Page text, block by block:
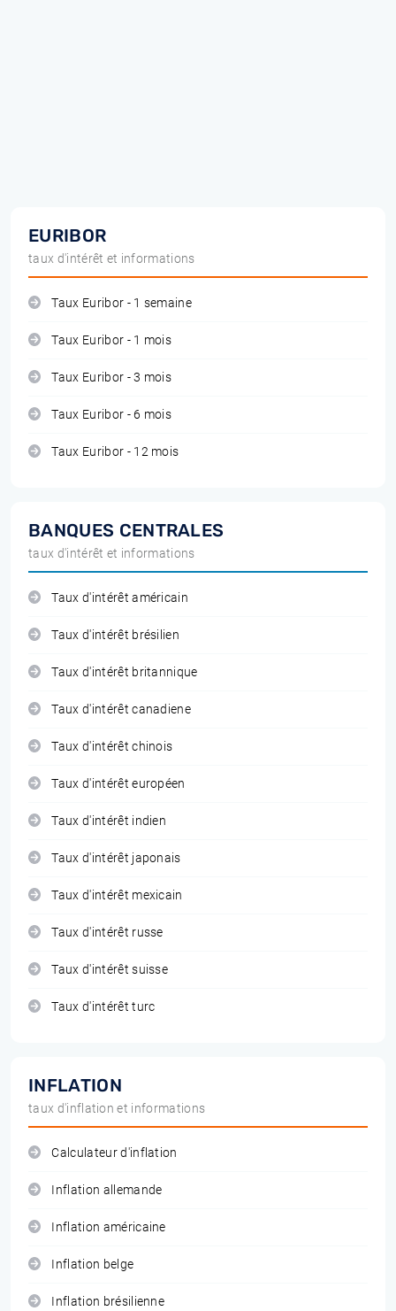
EURIBOR
taux d'intérêt et informations
Taux Euribor - 1 semaine
Taux Euribor - 1 mois
Taux Euribor - 3 mois
Taux Euribor - 6 mois
Taux Euribor - 12 mois
BANQUES CENTRALES
taux d'intérêt et informations
Taux d'intérêt américain
Taux d'intérêt brésilien
Taux d'intérêt britannique
Taux d'intérêt canadiene
Taux d'intérêt chinois
Taux d'intérêt européen
Taux d'intérêt indien
Taux d'intérêt japonais
Taux d'intérêt mexicain
Taux d'intérêt russe
Taux d'intérêt suisse
Taux d'intérêt turc
INFLATION
taux d'inflation et informations
Calculateur d'inflation
Inflation allemande
Inflation américaine
Inflation belge
Inflation brésilienne